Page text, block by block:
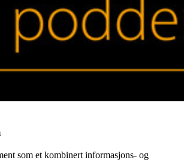
som et kombinert informasjons- og